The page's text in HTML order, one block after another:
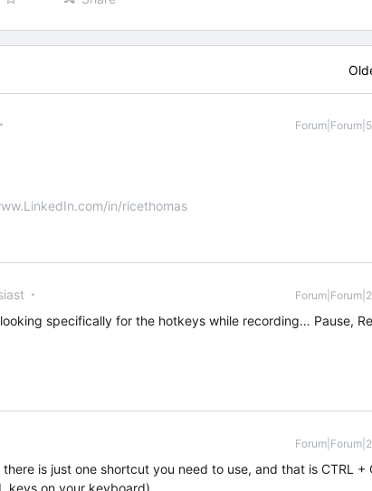
in/ricethomas
specifically for the hotkeys while recording… Pause,
is just one shortcut you need to use, and that is CTRL +
keys on your keyboard).